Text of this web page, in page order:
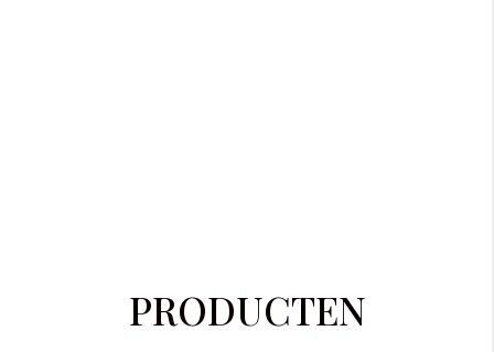
producten